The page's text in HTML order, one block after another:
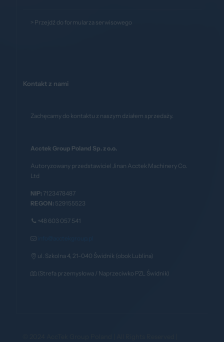
> Przejdź do formularza serwisowego
Kontakt z nami
Zachęcamy do kontaktu z naszym działem sprzedaży.
Acctek Group Poland Sp. z o.o.
Autoryzowany przedstawiciel Jinan Acctek Machinery Co.
Ltd
NIP: 7123478487
REGON: 529155523
+48 603 057 541
ul. Szkolna 4, 21-040 Świdnik (obok Lublina)
(Strefa przemysłowa / Naprzeciwko PZL Świdnik)